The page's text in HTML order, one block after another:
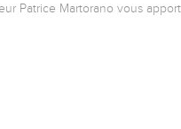
Patrice Martorano vous